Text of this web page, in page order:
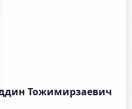
Тожимирзаевич